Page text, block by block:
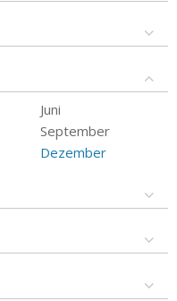
Juni
September
Dezember